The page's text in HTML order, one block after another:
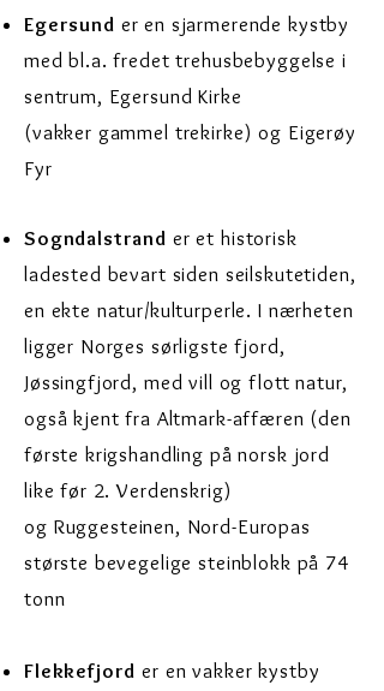
Egersund er en sjarmerende kystby
med bl.a. fredet trehusbebyggelse i
sentrum, Egersund Kirke
(vakker gammel trekirke) og Eigerøy
Fyr
Sogndalstrand er et historisk
ladested bevart siden seilskutetiden,
en ekte natur/kulturperle. I nærheten
ligger Norges sørligste fjord,
Jøssingfjord, med vill og flott natur,
også kjent fra Altmark-affæren (den
første krigshandling på norsk jord
like før 2. Verdenskrig)
og Ruggesteinen, Nord-Europas
største bevegelige steinblokk på 74
tonn
Flekkefjorder en vakker kystby